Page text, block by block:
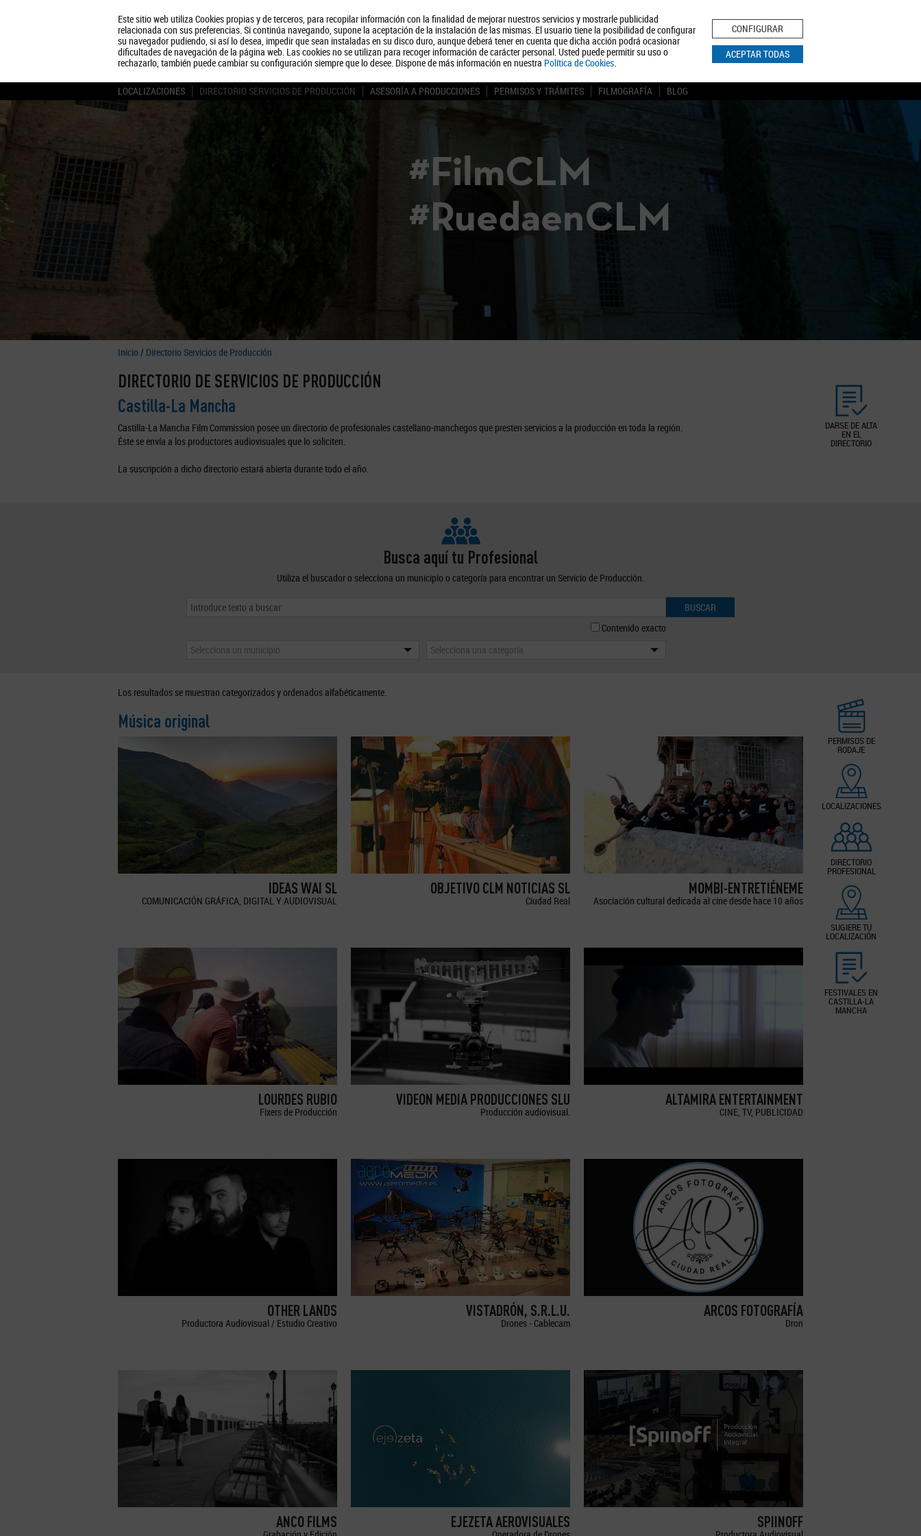
Este sitio web utiliza Cookies propias y de terceros, para recopilar información con la finalidad de mejorar nuestros servicios y mostrarle publicidad
relacionada con sus preferencias. Si continúa navegando, supone la aceptación de la instalación de las mismas. El usuario tiene la posibilidad de configurar
su navegador pudiendo, si así lo desea, impedir que sean instaladas en su disco duro, aunque deberá tener en cuenta que dicha acción podrá ocasionar
dificultades de navegación de la página web. Las cookies no se utilizan para recoger información de carácter personal. Usted puede permitir su uso o
rechazarlo, también puede cambiar su configuración siempre que lo desee. Dispone de más información en nuestra Política de Cookies.
CONFIGURAR
ACEPTAR TODAS
Quiénes somos Turismo Política de Privacidad Aviso Legal Política de Cookies
BUSCAR
LOCALIZACIONES DIRECTORIO SERVICIOS DE PRODUCCIÓN ASESORÍA A PRODUCCIONES PERMISOS Y TRÁMITES FILMOGRAFÍA BLOG
#FilmCLM
#RuedaenCLM
Inicio / Directorio Servicios de Producción
DARSE DE ALTA
EN EL
DIRECTORIO
DIRECTORIO DE SERVICIOS DE PRODUCCIÓN
Castilla-La Mancha
Castilla-La Mancha Film Commission posee un directorio de profesionales castellano-manchegos que presten servicios a la producción en toda la región.
Éste se envía a los productores audiovisuales que lo soliciten.
La suscripción a dicho directorio estará abierta durante todo el año.
Busca aquí tu Profesional
Utiliza el buscador o selecciona un municipio o categoría para encontrar un Servicio de Producción.
BUSCAR
Contenido exacto
Selecciona un municipio
Selecciona una categoría
PERMISOS DE
RODAJE
LOCALIZACIONES
DIRECTORIO
PROFESIONAL
SUGIERE TU
LOCALIZACIÓN
FESTIVALES EN
CASTILLA-LA
MANCHA
Los resultados se muestran categorizados y ordenados alfabéticamente.
Música original
IDEAS WAI SL
COMUNICACIÓN GRÁFICA, DIGITAL Y AUDIOVISUAL
OBJETIVO CLM NOTICIAS SL
Ciudad Real
MOMBI-ENTRETIÉNEME
Asociación cultural dedicada al cine desde hace 10 años
LOURDES RUBIO
Fixers de Producción
VIDEON MEDIA PRODUCCIONES SLU
Producción audiovisual.
ALTAMIRA ENTERTAINMENT
CINE, TV, PUBLICIDAD
OTHER LANDS
Productora Audiovisual / Estudio Creativo
VISTADRÓN, S.R.L.U.
Drones - Cablecam
ARCOS FOTOGRAFÍA
Dron
ANCO FILMS EJEZETA AEROVISUALES SPIINOFF